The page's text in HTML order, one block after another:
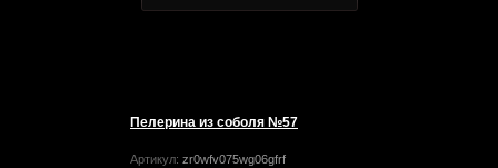
Пелерина из соболя №57
Артикул: zr0wfv075wg06gfrf